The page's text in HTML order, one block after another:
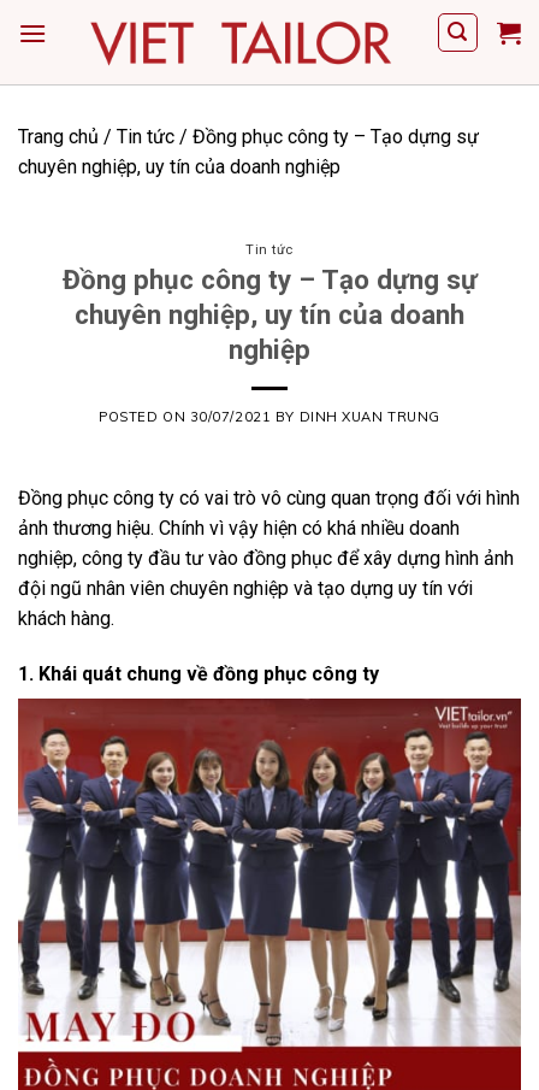
Trang chủ / Tin tức / Đồng phục công ty – Tạo dựng sự
chuyên nghiệp, uy tín của doanh nghiệp
Tin tức
Đồng phục công ty – Tạo dựng sự
chuyên nghiệp, uy tín của doanh
nghiệp
POSTED ON 30/07/2021 BY DINH XUAN TRUNG
Đồng phục công ty có vai trò vô cùng quan trọng đối với hình
ảnh thương hiệu. Chính vì vậy hiện có khá nhiều doanh
nghiệp, công ty đầu tư vào đồng phục để xây dựng hình ảnh
đội ngũ nhân viên chuyên nghiệp và tạo dựng uy tín với
khách hàng.
1. Khái quát chung về đồng phục công ty